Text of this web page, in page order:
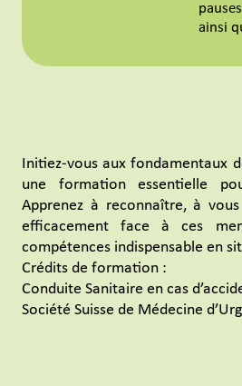
ainsi
Initiez-vous aux fondamentaux
une formation essentielle
Apprenez à reconnaître, à
efficacement face à ces
compétences indispensable en
Crédits de formation :
Conduite Sanitaire en cas
Société Suisse de Médecine